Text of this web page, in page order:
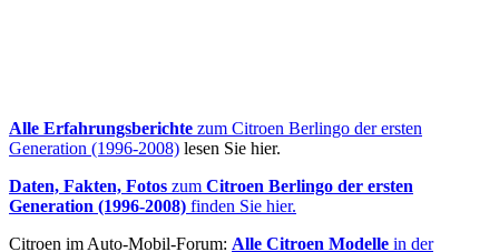
Alle Erfahrungsberichte zum Citroen Berlingo der ersten
Generation (1996-2008) lesen Sie hier.
Daten, Fakten, Fotos zum Citroen Berlingo der ersten
Generation (1996-2008) finden Sie hier.
Citroen im Auto-Mobil-Forum: Alle Citroen Modelle in der